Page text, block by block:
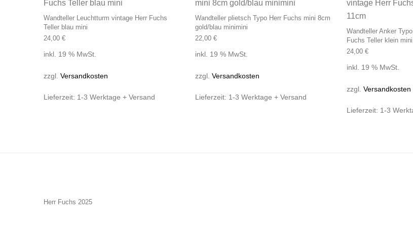
Wandteller Leuchtturm vintage Herr Fuchs
Teller blau mini
24,00 €
inkl. 19 % MwSt.
zzgl. Versandkosten
Lieferzeit: 1-3 Werktage + Versand
Wandteller plietsch Typo Herr Fuchs mini 8cm
gold/blau minimini
22,00 €
inkl. 19 % MwSt.
zzgl. Versandkosten
Lieferzeit: 1-3 Werktage + Versand
Wandteller Anker
Fuchs Teller klein
24,00 €
inkl. 19 % MwSt.
zzgl. Versandkosten
Lieferzeit: 1-3
Herr Fuchs 2025